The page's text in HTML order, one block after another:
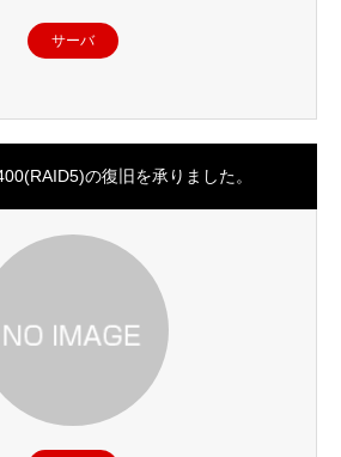
サーバ
の復旧を承りました。